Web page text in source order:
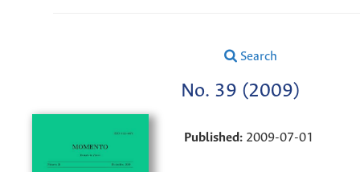
Search
No. 39 (2009)
Published: 2009-07-01